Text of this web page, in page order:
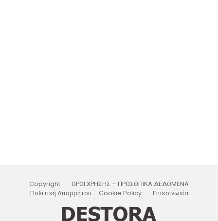
Copyright
ΟΡΟΙ ΧΡΗΣΗΣ – ΠΡΟΣΩΠΙΚΑ ΔΕΔΟΜΕΝΑ
Πολιτική Απορρήτου – Cookie Policy
Επικοινωνία